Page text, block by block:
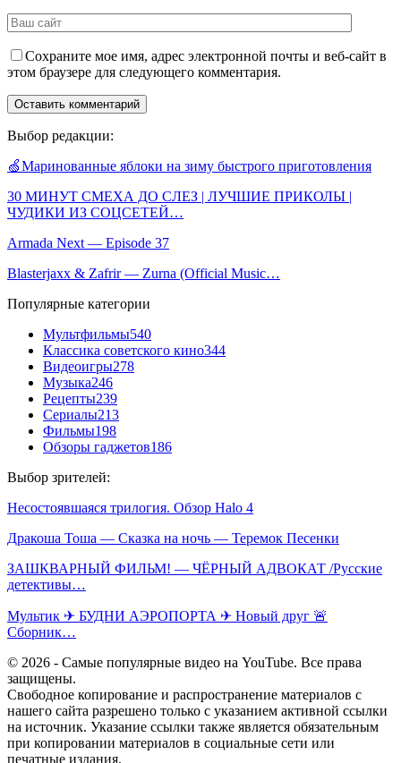
Сохраните мое имя, адрес электронной почты и веб-сайт в
этом браузере для следующего комментария.
Выбор редакции:
🍏Маринованные яблоки на зиму быстрого приготовления
30 МИНУТ СМЕХА ДО СЛЕЗ | ЛУЧШИЕ ПРИКОЛЫ |
ЧУДИКИ ИЗ СОЦСЕТЕЙ…
Armada Next — Episode 37
Blasterjaxx & Zafrir — Zurna (Official Music…
Популярные категории
Мультфильмы540
Классика советского кино344
Видеоигры278
Музыка246
Рецепты239
Сериалы213
Фильмы198
Обзоры гаджетов186
Выбор зрителей:
Несостоявшаяся трилогия. Обзор Halo 4
Дракоша Тоша — Сказка на ночь — Теремок Песенки
ЗАШКВАРНЫЙ ФИЛЬМ! — ЧЁРНЫЙ АДВОКАТ /Русские
детективы…
Мультик ✈ БУДНИ АЭРОПОРТА ✈ Новый друг 🚨
Сборник…
© 2026 - Самые популярные видео на YouTube. Все права
защищены.
Свободное копирование и распространение материалов с
нашего сайта разрешено только с указанием активной ссылки
на источник. Указание ссылки также является обязательным
при копировании материалов в социальные сети или
печатные издания.